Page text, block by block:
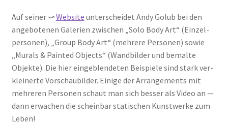
Auf sei­ner ⤻Web­site unter­schei­det Andy Golub bei den
ange­bo­te­nen Gale­rien zwi­schen „Solo Body Art“ (Ein­zel­
per­so­nen), „Group Body Art“ (meh­re­re Per­so­nen) sowie
„Murals & Pain­ted Objects“ (Wand­bil­der und bemal­te
Objek­te). Die hier ein­ge­blen­de­ten Bei­spie­le sind stark ver­
klei­ner­te Vor­schau­bil­der. Eini­ge der Arran­ge­ments mit
meh­re­ren Per­so­nen schaut man sich bes­ser als Video an —
dann erwa­chen die schein­bar sta­ti­schen Kunst­wer­ke zum
Leben!